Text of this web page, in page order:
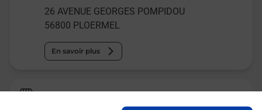
26 AVENUE GEORGES POMPIDOU
56800 PLOERMEL
En savoir plus
La Poste